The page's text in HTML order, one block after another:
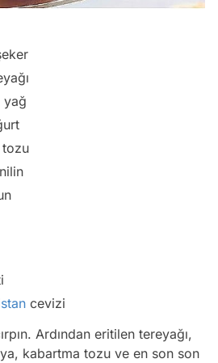
yağ
tozu
cevizi
Ardından eritilen tereyağı,
kabartma tozu ve en son son